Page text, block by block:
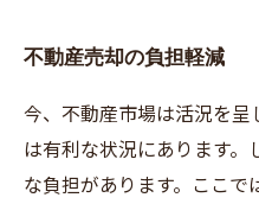
不動産売却の負担軽減
今、不動産市場は活況を呈
は有利な状況にあります
な負担があります。ここ